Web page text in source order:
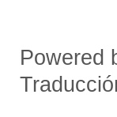
Powered